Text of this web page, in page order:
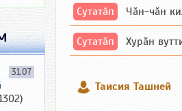
Сутатӑп Чăн-чăн
Сутатӑп Хурăн
Таисия Ташней
31.07